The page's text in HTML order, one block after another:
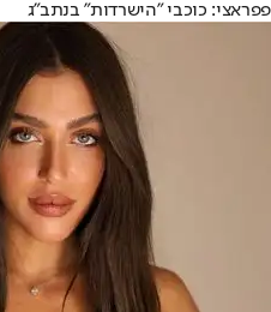
פפראצי: כוכבי ״הישרדות״ בנתב״ג